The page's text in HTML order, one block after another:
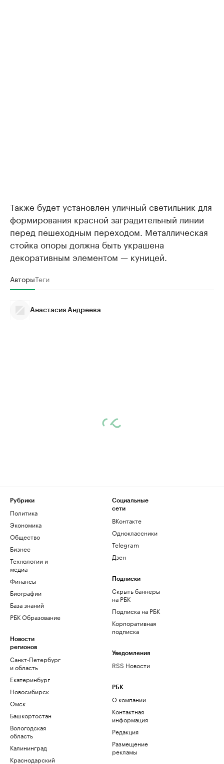
Также будет установлен уличный светильник для
формирования красной заградительный линии
перед пешеходным переходом. Металлическая
стойка опоры должна быть украшена
декоративным элементом — куницей.
АвторыТеги
Анастасия Андреева
Рубрики
Политика
Экономика
Общество
Бизнес
Технологии и
медиа
Финансы
Биографии
База знаний
РБК Образование
Новости
регионов
Санкт-Петербург
и область
Екатеринбург
Новосибирск
Омск
Башкортостан
Вологодская
область
Калининград
Краснодарский
Социальные
сети
ВКонтакте
Одноклассники
Telegram
Дзен
Подписки
Скрыть баннеры
на РБК
Подписка на РБК
Корпоративная
подписка
Уведомления
RSS Новости
РБК
О компании
Контактная
информация
Редакция
Размещение
рекламы